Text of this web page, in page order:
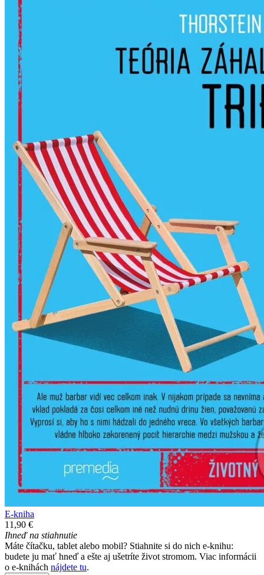
E-kniha
11,90 €
Ihneď na stiahnutie
Máte čítačku, tablet alebo mobil? Stiahnite si do nich e-knihu:
budete ju mať hneď a ešte aj ušetríte život stromom. Viac informácii
o e-knihách nájdete tu.